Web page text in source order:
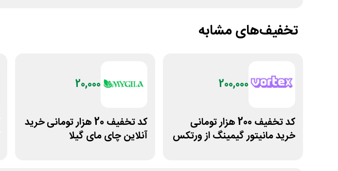
تخفیف‌های مشابه
200,000
کد تخفیف 200 هزار تومانی
خرید مانیتور گیمینگ از ورتکس
20,000
کد تخفیف 20 هزار تومانی خرید
آنلاین چای مای گیلا